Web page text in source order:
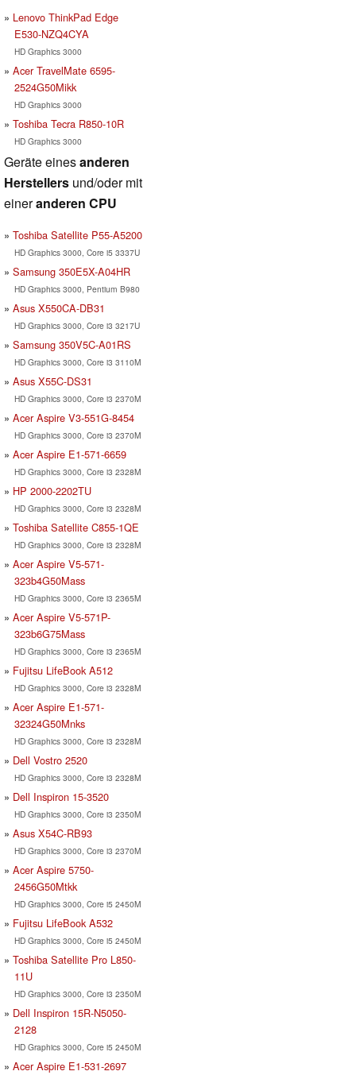
Lenovo ThinkPad Edge
E530-NZQ4CYA
HD Graphics 3000
Acer TravelMate 6595-
2524G50Mikk
HD Graphics 3000
Toshiba Tecra R850-10R
HD Graphics 3000
Geräte einesanderen
Herstellers und/oder mit
eineranderen CPU
Toshiba Satellite P55-A5200
HD Graphics 3000, Core i5 3337U
Samsung 350E5X-A04HR
HD Graphics 3000, Pentium B980
Asus X550CA-DB31
HD Graphics 3000, Core i3 3217U
Samsung 350V5C-A01RS
HD Graphics 3000, Core i3 3110M
Asus X55C-DS31
HD Graphics 3000, Core i3 2370M
Acer Aspire V3-551G-8454
HD Graphics 3000, Core i3 2370M
Acer Aspire E1-571-6659
HD Graphics 3000, Core i3 2328M
HP 2000-2202TU
HD Graphics 3000, Core i3 2328M
Toshiba Satellite C855-1QE
HD Graphics 3000, Core i3 2328M
Acer Aspire V5-571-
323b4G50Mass
HD Graphics 3000, Core i3 2365M
Acer Aspire V5-571P-
323b6G75Mass
HD Graphics 3000, Core i3 2365M
Fujitsu LifeBook A512
HD Graphics 3000, Core i3 2328M
Acer Aspire E1-571-
32324G50Mnks
HD Graphics 3000, Core i3 2328M
Dell Vostro 2520
HD Graphics 3000, Core i3 2328M
Dell Inspiron 15-3520
HD Graphics 3000, Core i3 2350M
Asus X54C-RB93
HD Graphics 3000, Core i3 2370M
Acer Aspire 5750-
2456G50Mtkk
HD Graphics 3000, Core i5 2450M
Fujitsu LifeBook A532
HD Graphics 3000, Core i5 2450M
Toshiba Satellite Pro L850-
11U
HD Graphics 3000, Core i3 2350M
Dell Inspiron 15R-N5050-
2128
HD Graphics 3000, Core i5 2450M
Acer Aspire E1-531-2697